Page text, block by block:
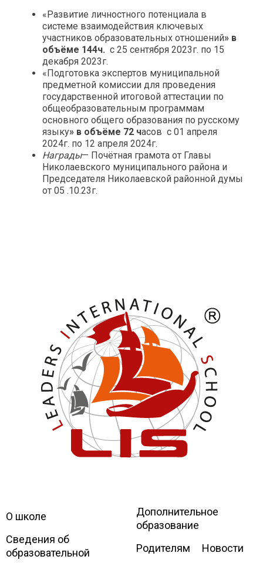
«Развитие личностного потенциала в
системе взаимодействия ключевых
участников образовательных отношений» в
объёме 144ч. с 25 сентября 2023г. по 15
декабря 2023г.
«Подготовка экспертов муниципальной
предметной комиссии для проведения
государственной итоговой аттестации по
общеобразовательным программам
основного общего образования по русскому
языку» в объёме 72 часов с 01 апреля
2024г. по 12 апреля 2024г.
Награды— Почётная грамота от Главы
Николаевского муниципального района и
Председателя Николаевской районной думы
от 05 .10.23г.
Leaders
International school
О школе
Сведения об
образовательной
Дополнительное
образование
Родителям
Новости